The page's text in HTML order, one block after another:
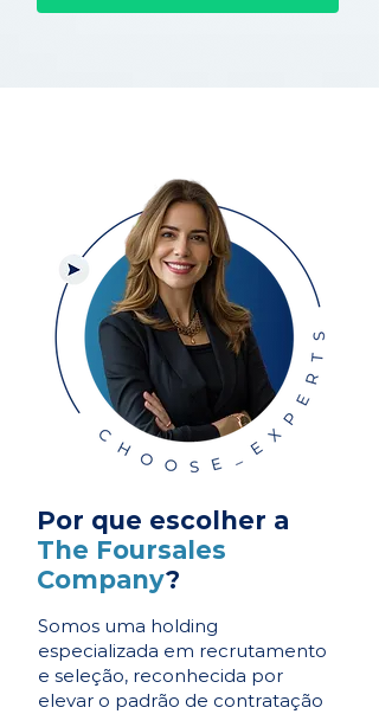
Por que escolher a
The Foursales
Company?
Somos uma holding
especializada em recrutamento
e seleção, reconhecida por
elevar o padrão de contratação